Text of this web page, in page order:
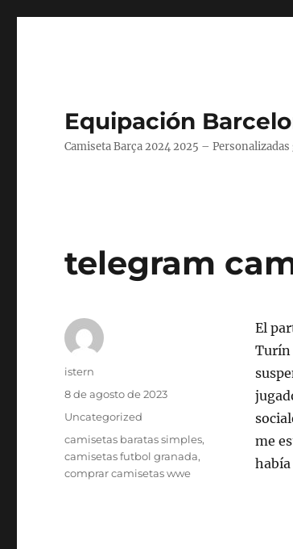
Equipación
Camiseta Barça 2024 2025 –
telegram
El
Turín
me
Autor
istern
Publicado
8 de agosto de 2023
Categorías
Uncategorized
Etiquetas
camisetas baratas simples,
camisetas futbol granada,
comprar camisetas wwe